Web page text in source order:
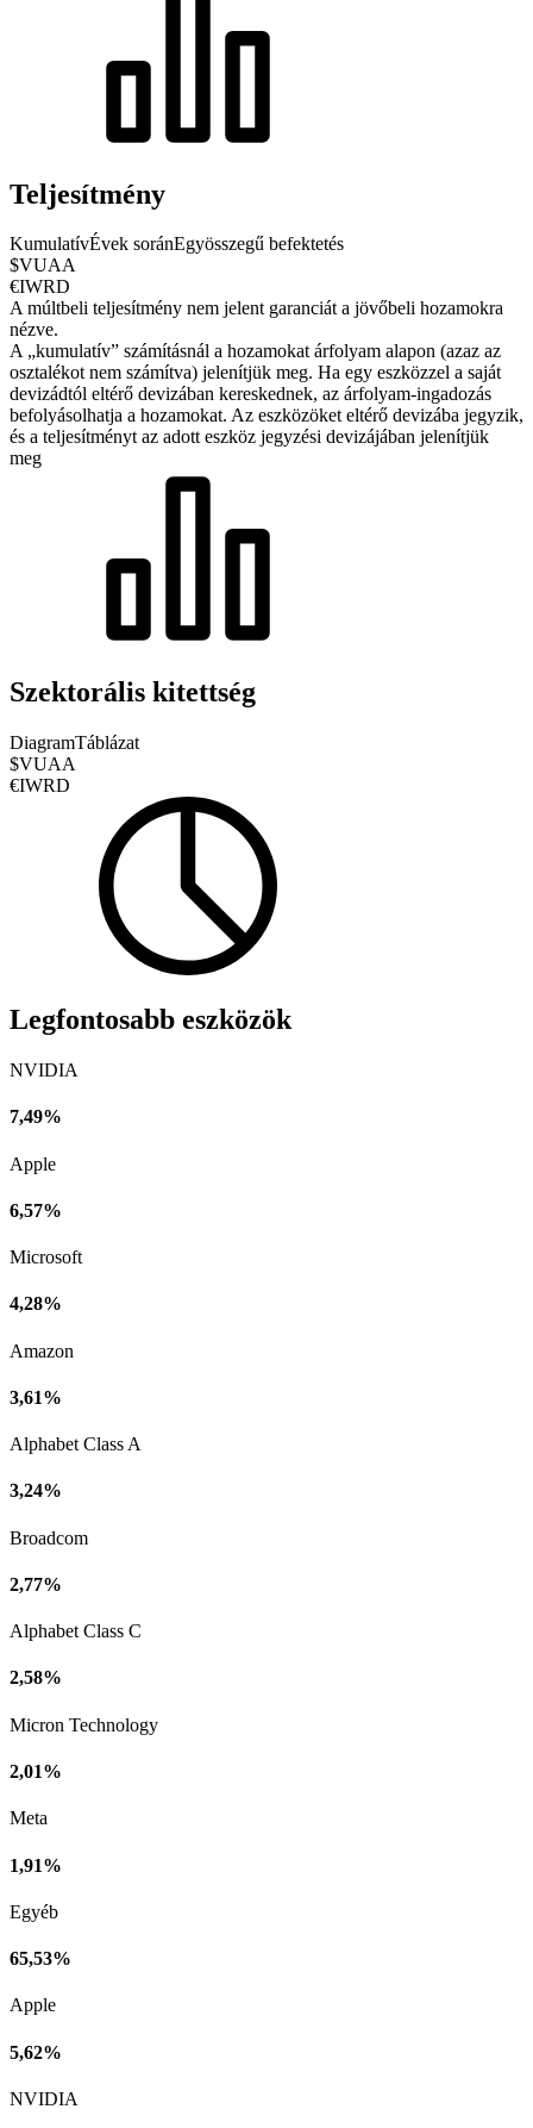
Teljesítmény
KumulatívÉvek soránEgyösszegű befektetés
$VUAA
€IWRD
A múltbeli teljesítmény nem jelent garanciát a jövőbeli hozamokra
nézve.
A „kumulatív” számításnál a hozamokat árfolyam alapon (azaz az
osztalékot nem számítva) jelenítjük meg. Ha egy eszközzel a saját
devizádtól eltérő devizában kereskednek, az árfolyam-ingadozás
befolyásolhatja a hozamokat. Az eszközöket eltérő devizába jegyzik,
és a teljesítményt az adott eszköz jegyzési devizájában jelenítjük
meg
Szektorális kitettség
DiagramTáblázat
$VUAA
€IWRD
Legfontosabb eszközök
NVIDIA
7,49%
Apple
6,57%
Microsoft
4,28%
Amazon
3,61%
Alphabet Class A
3,24%
Broadcom
2,77%
Alphabet Class C
2,58%
Micron Technology
2,01%
Meta
1,91%
Egyéb
65,53%
Apple
5,62%
NVIDIA